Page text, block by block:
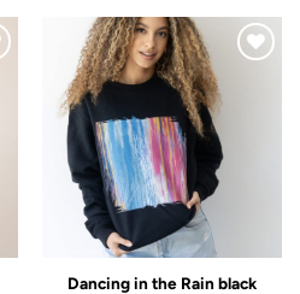
Adicionar
Wishlist
Dancing in the Rain black